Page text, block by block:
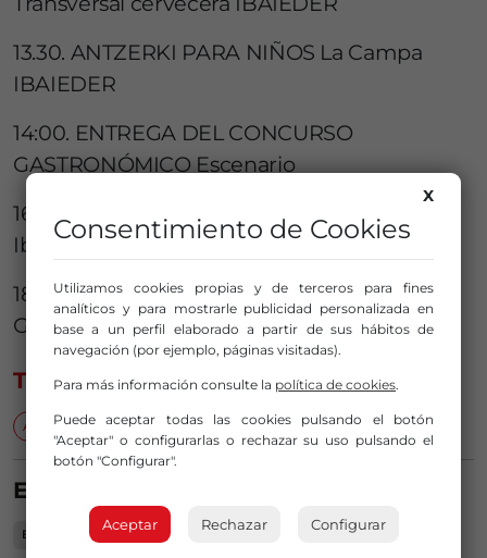
13.30. ANTZERKI PARA NIÑOS La Campa
IBAIEDER
14:00. ENTREGA DEL CONCURSO
GASTRONÓMICO Escenario
16:30. CARRERA MOTOS INFANTIL Patio IES
Ibaizabal ANTOJOS
18:30. ENTREGA DE PREMIOS Y CIERRE…
GRAN SORTEO FINAL Escenario
TEMAS
Abusu-La Peña fiestas populares programas completos
ESTA NOTICIA SUCEDE EN...
Bilbao
X
Consentimiento de Cookies
Utilizamos cookies propias y de terceros para fines
analíticos y para mostrarle publicidad personalizada en
base a un perfil elaborado a partir de sus hábitos de
navegación (por ejemplo, páginas visitadas).
Para más información consulte la política de cookies.
Puede aceptar todas las cookies pulsando el botón
"Aceptar" o configurarlas o rechazar su uso pulsando el
botón "Configurar".
Aceptar Rechazar Configurar